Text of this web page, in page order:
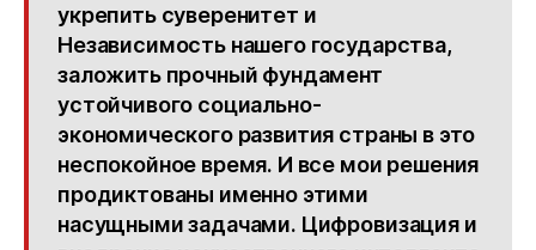
укрепить суверенитет и
Независимость нашего государства,
заложить прочный фундамент
устойчивого социально-
экономического развития страны в это
неспокойное время. И все мои решения
продиктованы именно этими
насущными задачами. Цифровизация и